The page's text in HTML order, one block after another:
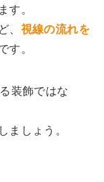
。
視線の流れを
す。
装飾ではな
しょう。